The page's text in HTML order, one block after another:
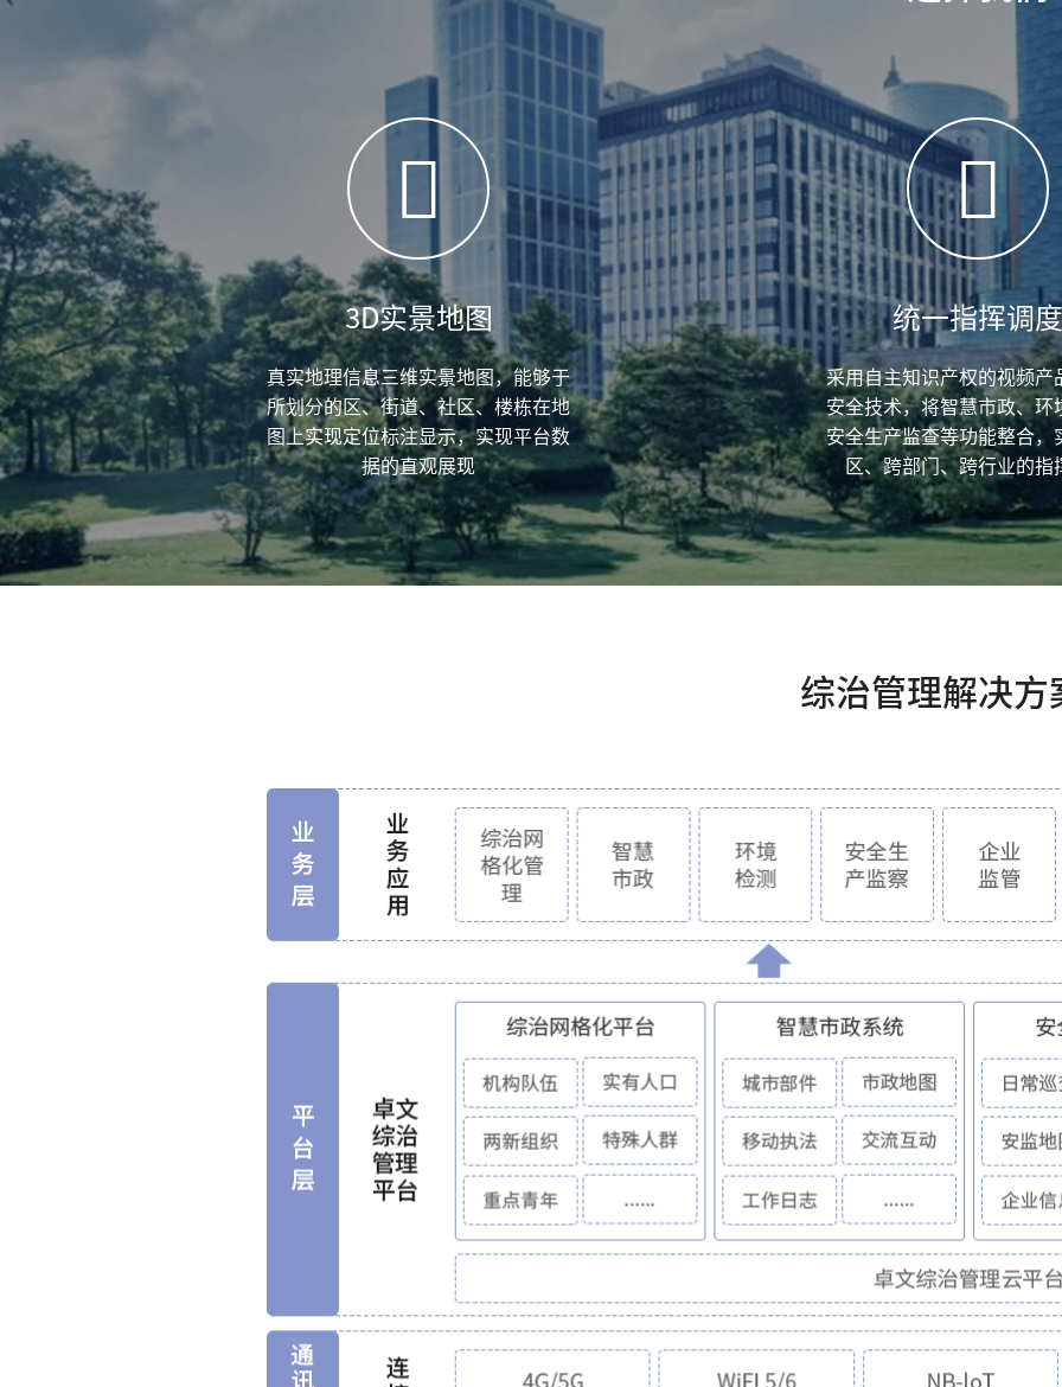
3D实景地图
真实地理信息三维实景地图，能够于
所划分的区、街道、社区、楼栋在地
图上实现定位标注显示，实现平台数
据的直观展现
统一指挥调度
采用自主知识产权的视频产
安全技术，将智慧市政、环
安全生产监查等功能整合，
区、跨部门、跨行业的指
综治管理解决方